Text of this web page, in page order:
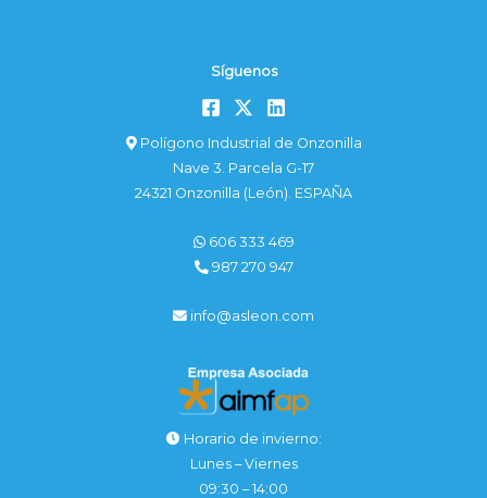
Síguenos
Polígono Industrial de Onzonilla
Nave 3. Parcela G-17
24321 Onzonilla (León). ESPAÑA
606 333 469
987 270 947
info@asleon.com
Horario de invierno:
Lunes – Viernes
09:30 – 14:00